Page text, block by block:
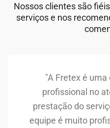
Nossos clientes são
serviços e nos
"A Fretex é
profissional no
prestação do
equipe é muito